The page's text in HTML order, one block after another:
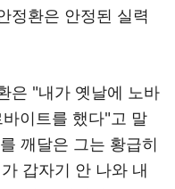
정환은 안정된 실력
은 "내가 옛날에 노바
이트를 했다"고 말
깨달은 그는 황급히
갑자기 안 나와 내